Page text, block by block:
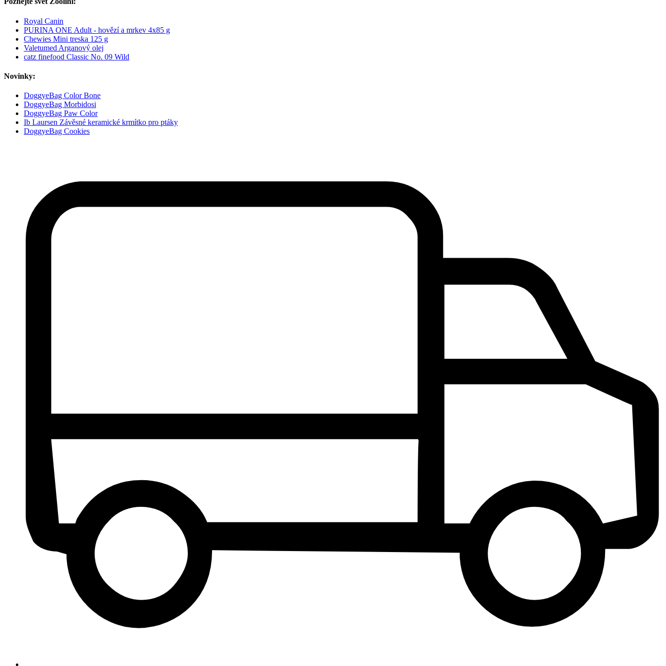
Royal Canin
PURINA ONE Adult - hovězí a mrkev 4x85 g
Chewies Mini treska 125 g
Valetumed Arganový olej
catz finefood Classic No. 09 Wild
Novinky:
DoggyeBag Color Bone
DoggyeBag Morbidosi
DoggyeBag Paw Color
Ib Laursen Závěsné keramické krmítko pro ptáky
DoggyeBag Cookies